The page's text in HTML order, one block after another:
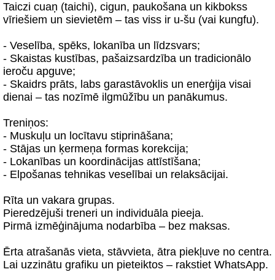
Taiczi cuaņ (taichi), cigun, paukošana un kikbokss
vīriešiem un sievietēm – tas viss ir u-šu (vai kungfu).
- Veselība, spēks, lokanība un līdzsvars;
- Skaistas kustības, pašaizsardzība un tradicionālo
ieroču apguve;
- Skaidrs prāts, labs garastāvoklis un enerģija visai
dienai – tas nozīmē ilgmūžību un panākumus.
Treniņos:
- Muskuļu un locītavu stiprināšana;
- Stājas un ķermeņa formas korekcija;
- Lokanības un koordinācijas attīstīšana;
- Elpošanas tehnikas veselībai un relaksācijai.
Rīta un vakara grupas.
Pieredzējuši treneri un individuāla pieeja.
Pirmā izmēģinājuma nodarbība – bez maksas.
Ērta atrašanās vieta, stāvvieta, ātra piekļuve no centra.
Lai uzzinātu grafiku un pieteiktos – rakstiet WhatsApp.